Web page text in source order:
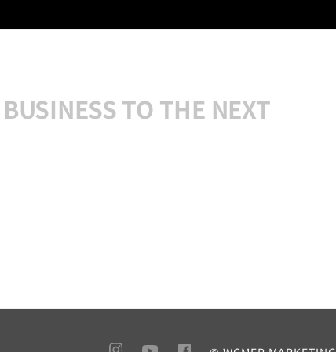
TO THE NEXT